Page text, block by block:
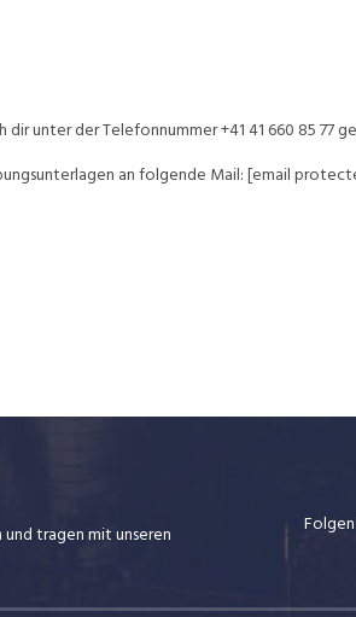
dir unter der Telefonnummer +41 41 660 85 77
an folgende Mail:[email
tragen mit unseren